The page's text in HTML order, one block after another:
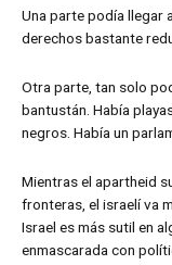
Una parte podía llegar
derechos bastante
Otra parte, tan solo
bantustán. Había
negros. Había un
Mientras el apartheid
fronteras, el israelí va
Israel es más sutil en
enmascarada con